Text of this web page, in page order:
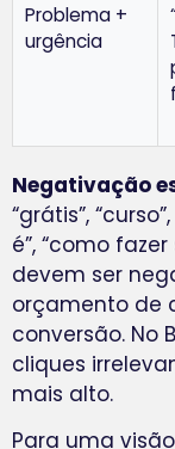
Problema +
urgência
Negativação
“grátis”,
é”, “como
devem ser
orçamento de
conversão. No
cliques
mais alto.
Para uma